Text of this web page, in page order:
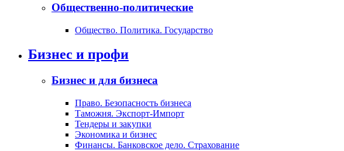
Общественно-политические
Общество. Политика. Государство
Бизнес и профи
Бизнес и для бизнеса
Право. Безопасность бизнеса
Таможня. Экспорт-Импорт
Тендеры и закупки
Экономика и бизнес
Финансы. Банковское дело. Страхование